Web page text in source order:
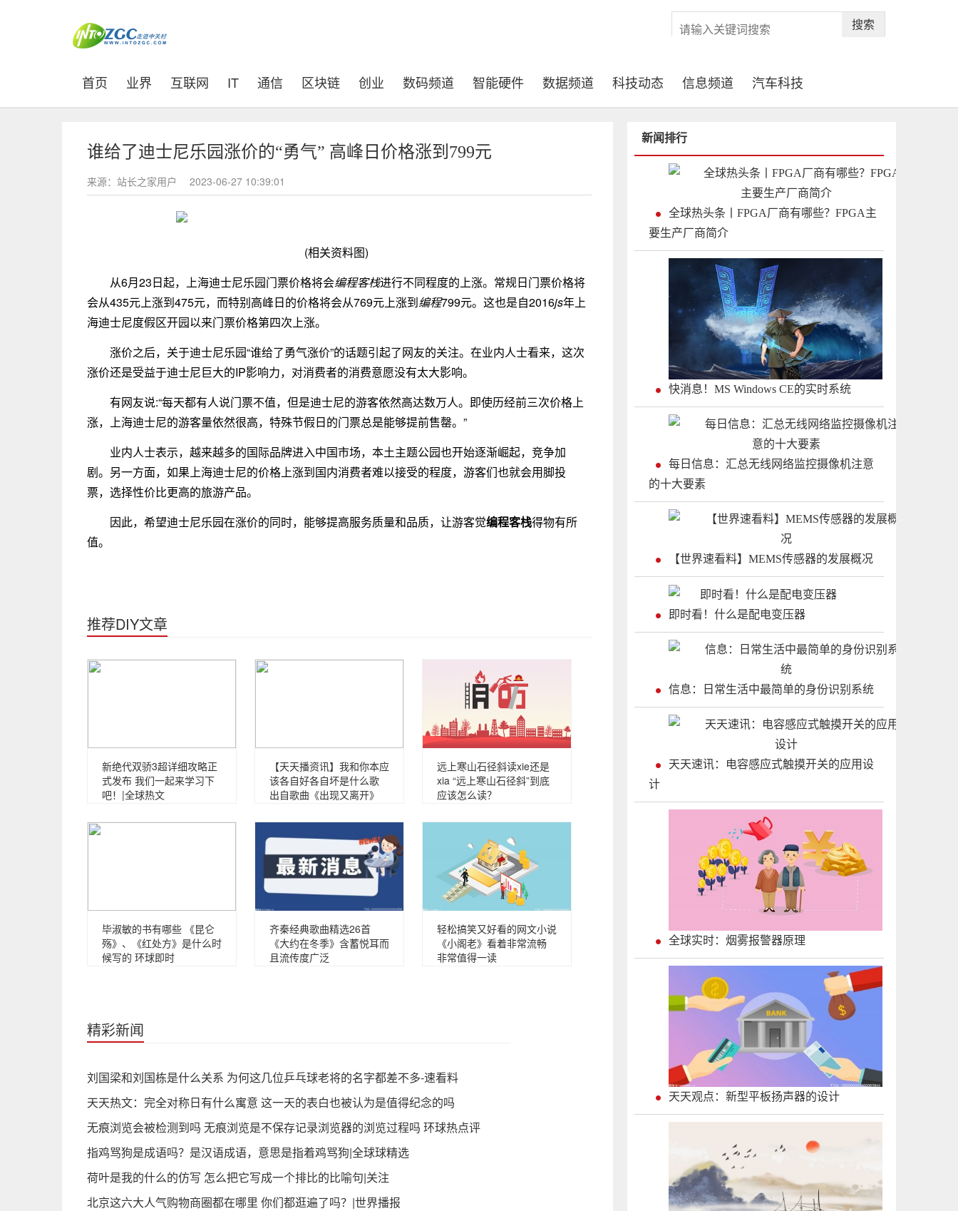
搜索
首页 (current)
业界 互联网 IT 通信 区块链 创业 数码频道 智能硬件 数据频道 科技动态 信息频道 汽车科技
谁给了迪士尼乐园涨价的“勇气” 高峰日价格涨到799元
来源：站长之家用户 2023-06-27 10:39:01
(相关资料图)
从6月23日起，上海迪士尼乐园门票价格将会编程客栈进行不同程度的上涨。常规日门票价格将
会从435元上涨到475元，而特别高峰日的价格将会从769元上涨到编程799元。这也是自2016js年上
海迪士尼度假区开园以来门票价格第四次上涨。
涨价之后，关于迪士尼乐园“谁给了勇气涨价”的话题引起了网友的关注。在业内人士看来，这次
涨价还是受益于迪士尼巨大的IP影响力，对消费者的消费意愿没有太大影响。
有网友说:“每天都有人说门票不值，但是迪士尼的游客依然高达数万人。即使历经前三次价格上
涨，上海迪士尼的游客量依然很高，特殊节假日的门票总是能够提前售罄。”
业内人士表示，越来越多的国际品牌进入中国市场，本土主题公园也开始逐渐崛起，竞争加
剧。另一方面，如果上海迪士尼的价格上涨到国内消费者难以接受的程度，游客们也就会用脚投
票，选择性价比更高的旅游产品。
因此，希望迪士尼乐园在涨价的同时，能够提高服务质量和品质，让游客觉编程客栈得物有所
值。
推荐DIY文章
新绝代双骄3超详细攻略正
式发布 我们一起来学习下
吧！|全球热文
【天天播资讯】我和你本应
该各自好各自坏是什么歌
出自歌曲《出现又离开》
远上寒山石径斜读xie还是
xia “远上寒山石径斜”到底
应该怎么读？
毕淑敏的书有哪些 《昆仑
殇》、《红处方》是什么时
候写的 环球即时
齐秦经典歌曲精选26首
《大约在冬季》含蓄悦耳而
且流传度广泛
轻松搞笑又好看的网文小说
《小阁老》看着非常流畅
非常值得一读
精彩新闻
刘国梁和刘国栋是什么关系 为何这几位乒乓球老将的名字都差不多-速看料
天天热文：完全对称日有什么寓意 这一天的表白也被认为是值得纪念的吗
无痕浏览会被检测到吗 无痕浏览是不保存记录浏览器的浏览过程吗 环球热点评
指鸡骂狗是成语吗？是汉语成语，意思是指着鸡骂狗|全球球精选
荷叶是我的什么的仿写 怎么把它写成一个排比的比喻句|关注
北京这六大人气购物商圈都在哪里 你们都逛遍了吗？|世界播报
新闻排行
全球热头条丨FPGA厂商有哪些？FPGA主
要生产厂商简介
快消息！MS Windows CE的实时系统
每日信息：汇总无线网络监控摄像机注意
的十大要素
【世界速看料】MEMS传感器的发展概况
即时看！什么是配电变压器
信息：日常生活中最简单的身份识别系统
天天速讯：电容感应式触摸开关的应用设
计
全球实时：烟雾报警器原理
天天观点：新型平板扬声器的设计